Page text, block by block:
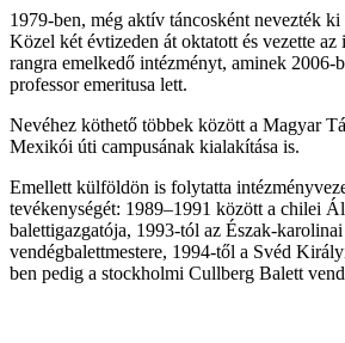
1979-ben, még aktív táncosként nevezték ki
Közel két évtizeden át oktatott és vezette
rangra emelkedő intézményt, aminek 2006-
professor emeritusa lett.
Nevéhez köthető többek között a Magyar
Mexikói úti campusának kialakítása is.
Emellett külföldön is folytatta
tevékenységét: 1989–1991 között a chilei
balettigazgatója, 1993-tól az Észak-
vendégbalettmestere, 1994-től a Svéd
ben pedig a stockholmi Cullberg Balett